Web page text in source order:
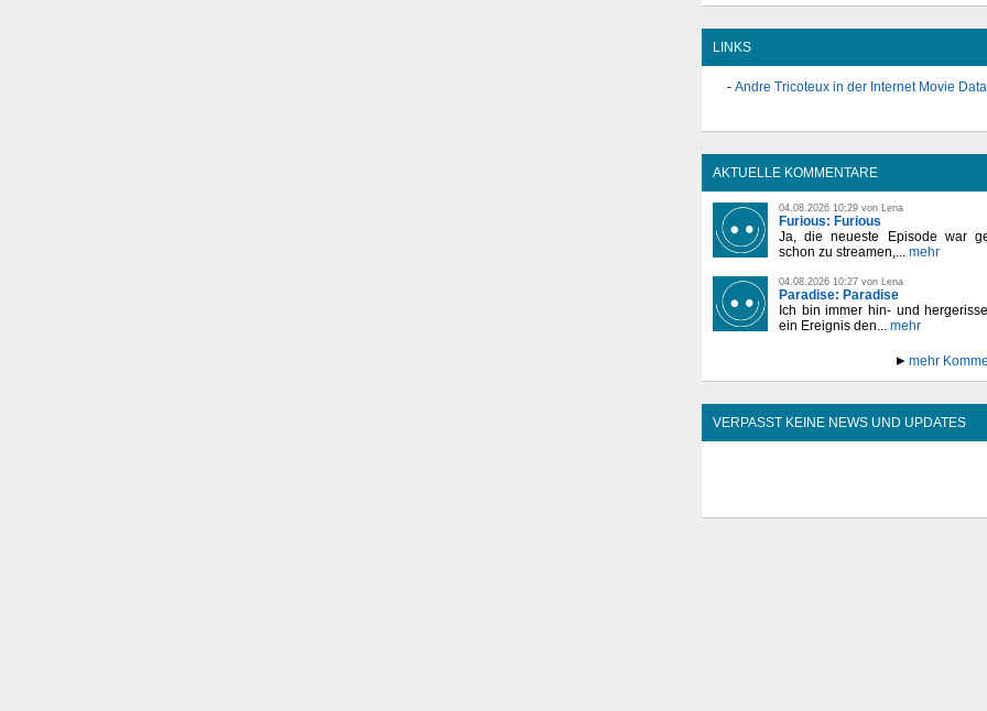
LINKS
Andre Tricoteux in der Internet Movie
AKTUELLE KOMMENTARE
04.08.2026 10:29 von Lena
Furious: Furious
Ja, die neueste Episode war
schon zu streamen,... mehr
04.08.2026 10:27 von Lena
Paradise: Paradise
Ich bin immer hin- und
ein Ereignis den... mehr
mehr
VERPASST KEINE NEWS UND UPDATES